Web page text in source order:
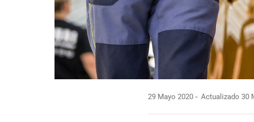
29 Mayo 2020 Actualizado 30